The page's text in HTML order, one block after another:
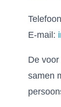
E-mail:
De
samen